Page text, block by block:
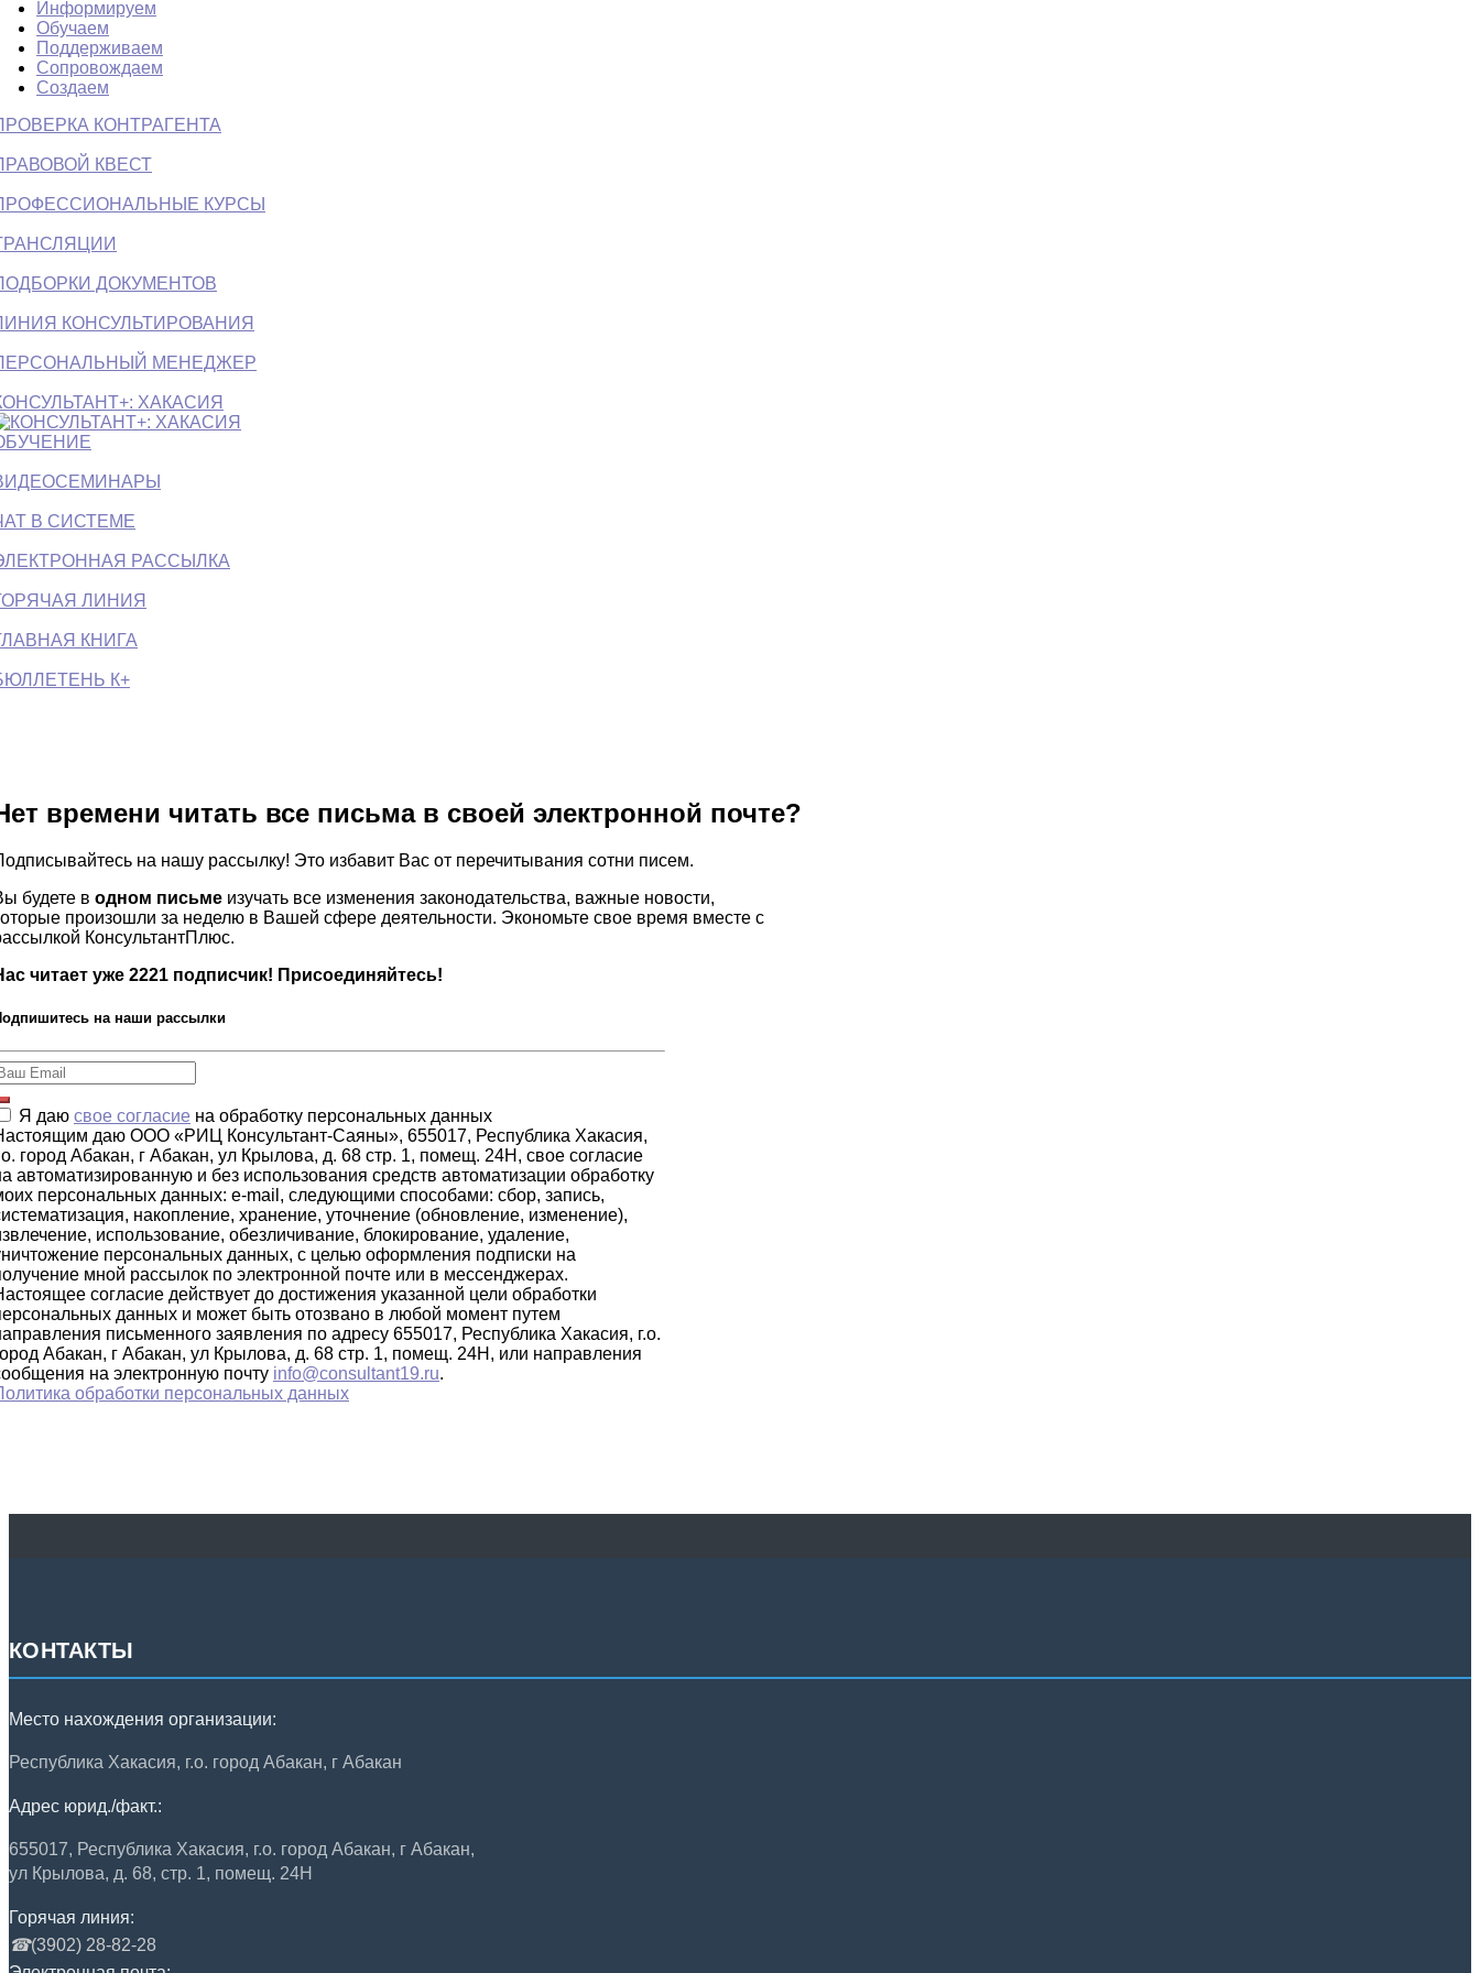
Информируем
Обучаем
Поддерживаем
Сопровождаем
Создаем
КОНТРАГЕНТА
КВЕСТ
КУРСЫ
ДОКУМЕНТОВ
КОНСУЛЬТИРОВАНИЯ
МЕНЕДЖЕР
ХАКАСИЯ
В СИСТЕМЕ
РАССЫЛКА
ЛИНИЯ
КНИГА
К+
времени читать все письма в своей электронной почте?
на нашу рассылку! Это избавит Вас от перечитывания сотни писем.
будете в одном письме изучать все изменения законодательства, важные новости,
произошли за неделю в Вашей сфере деятельности. Экономьте свое время вместе с
КонсультантПлюс.
читает уже 2221 подписчик! Присоединяйтесь!
на наши рассылки
Я даю свое согласие на обработку персональных данных
даю ООО «РИЦ Консультант-Саяны», 655017, Республика Хакасия,
город Абакан, г Абакан, ул Крылова, д. 68 стр. 1, помещ. 24Н, свое согласие
автоматизированную и без использования средств автоматизации обработку
персональных данных: e-mail, следующими способами: сбор, запись,
накопление, хранение, уточнение (обновление, изменение),
использование, обезличивание, блокирование, удаление,
персональных данных, с целью оформления подписки на
мной рассылок по электронной почте или в мессенджерах.
согласие действует до достижения указанной цели обработки
данных и может быть отозвано в любой момент путем
письменного заявления по адресу 655017, Республика Хакасия, г.о.
Абакан, г Абакан, ул Крылова, д. 68 стр. 1, помещ. 24Н, или направления
на электронную почту info@consultant19.ru.
обработки персональных данных
КОНТАКТЫ
Место нахождения организации:
Республика Хакасия, г.о. город Абакан, г Абакан
Адрес юрид./факт.:
655017, Республика Хакасия, г.о. город Абакан, г Абакан,
ул Крылова, д. 68, стр. 1, помещ. 24Н
Горячая линия:
☎(3902) 28-82-28